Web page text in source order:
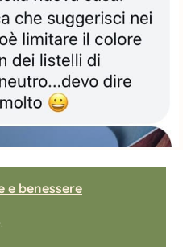
e benessere